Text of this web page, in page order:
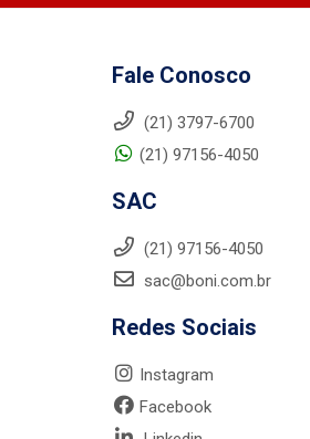
Fale Conosco
(21) 3797-6700
(21) 97156-4050
SAC
(21) 97156-4050
sac@boni.com.br
Redes Sociais
Instagram
Facebook